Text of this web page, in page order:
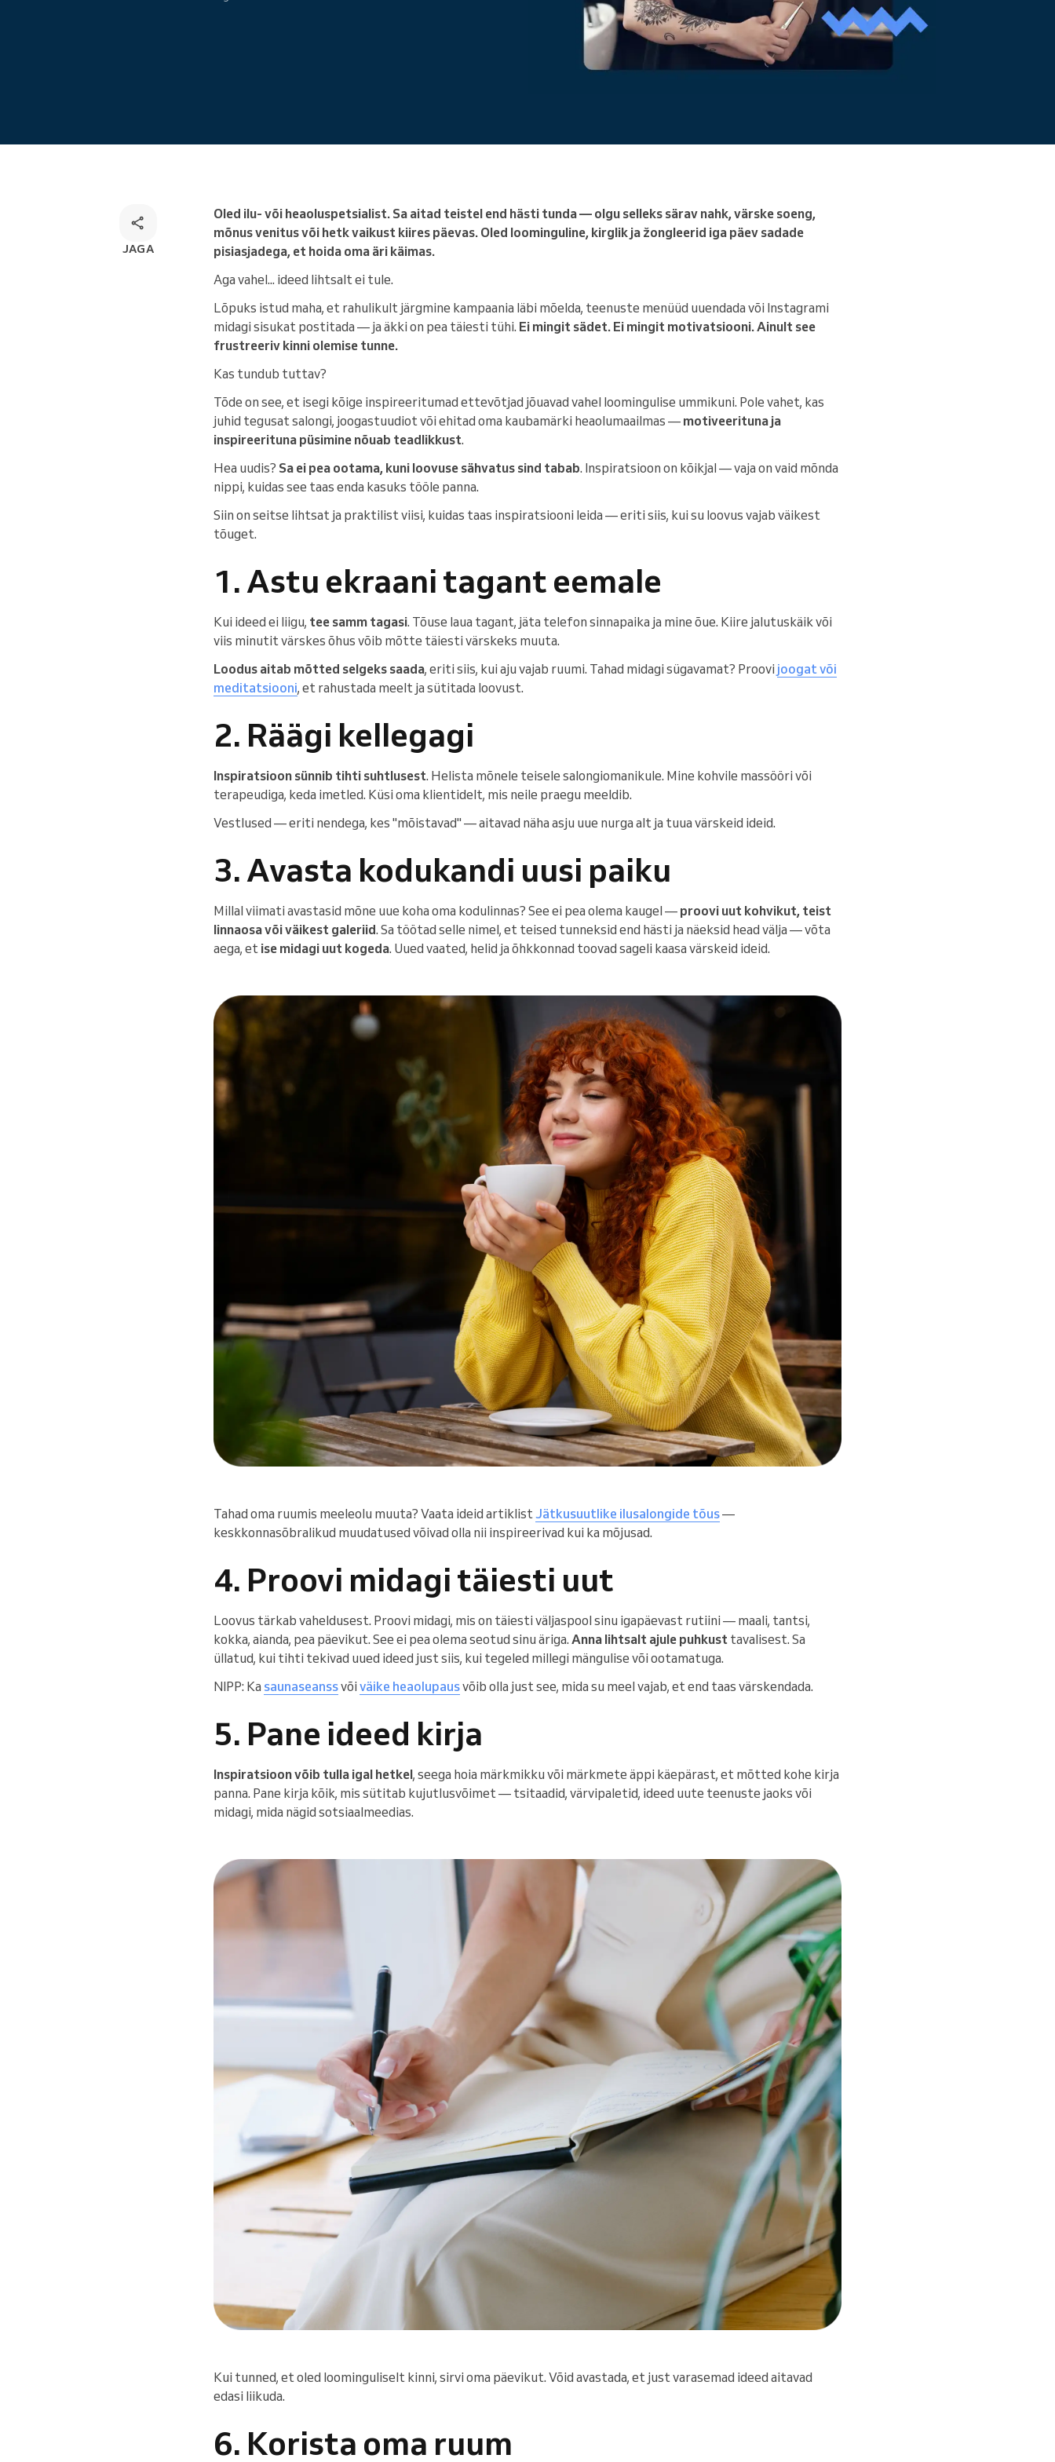
Loe edasi
JAGA
Oled ilu- või heaoluspetsialist. Sa aitad teistel end hästi tunda — olgu selleks särav nahk, värske soeng,
mõnus venitus või hetk vaikust kiires päevas. Oled loominguline, kirglik ja žongleerid iga päev sadade
pisiasjadega, et hoida oma äri käimas.
Aga vahel... ideed lihtsalt ei tule.
Lõpuks istud maha, et rahulikult järgmine kampaania läbi mõelda, teenuste menüüd uuendada või Instagrami
midagi sisukat postitada — ja äkki on pea täiesti tühi. Ei mingit sädet. Ei mingit motivatsiooni. Ainult see
frustreeriv kinni olemise tunne.
Kas tundub tuttav?
Tõde on see, et isegi kõige inspireeritumad ettevõtjad jõuavad vahel loomingulise ummikuni. Pole vahet, kas
juhid tegusat salongi, joogastuudiot või ehitad oma kaubamärki heaolumaailmas — motiveerituna ja
inspireerituna püsimine nõuab teadlikkust.
Hea uudis? Sa ei pea ootama, kuni loovuse sähvatus sind tabab. Inspiratsioon on kõikjal — vaja on vaid mõnda
nippi, kuidas see taas enda kasuks tööle panna.
Siin on seitse lihtsat ja praktilist viisi, kuidas taas inspiratsiooni leida — eriti siis, kui su loovus vajab väikest
tõuget.
1. Astu ekraani tagant eemale
Kui ideed ei liigu, tee samm tagasi. Tõuse laua tagant, jäta telefon sinnapaika ja mine õue. Kiire jalutuskäik või
viis minutit värskes õhus võib mõtte täiesti värskeks muuta.
Loodus aitab mõtted selgeks saada, eriti siis, kui aju vajab ruumi. Tahad midagi sügavamat? Proovi joogat või
meditatsiooni, et rahustada meelt ja sütitada loovust.
2. Räägi kellegagi
Inspiratsioon sünnib tihti suhtlusest. Helista mõnele teisele salongiomanikule. Mine kohvile massööri või
terapeudiga, keda imetled. Küsi oma klientidelt, mis neile praegu meeldib.
Vestlused — eriti nendega, kes "mõistavad" — aitavad näha asju uue nurga alt ja tuua värskeid ideid.
3. Avasta kodukandi uusi paiku
Millal viimati avastasid mõne uue koha oma kodulinnas? See ei pea olema kaugel — proovi uut kohvikut, teist
linnaosa või väikest galeriid. Sa töötad selle nimel, et teised tunneksid end hästi ja näeksid head välja — võta
aega, et ise midagi uut kogeda. Uued vaated, helid ja õhkkonnad toovad sageli kaasa värskeid ideid.
Tahad oma ruumis meeleolu muuta? Vaata ideid artiklist Jätkusuutlike ilusalongide tõus—
keskkonnasõbralikud muudatused võivad olla nii inspireerivad kui ka mõjusad.
4. Proovi midagi täiesti uut
Loovus tärkab vaheldusest. Proovi midagi, mis on täiesti väljaspool sinu igapäevast rutiini — maali, tantsi,
kokka, aianda, pea päevikut. See ei pea olema seotud sinu äriga. Anna lihtsalt ajule puhkust tavalisest. Sa
üllatud, kui tihti tekivad uued ideed just siis, kui tegeled millegi mängulise või ootamatuga.
NIPP: Ka saunaseanssvõi väike heaolupausvõib olla just see, mida su meel vajab, et end taas värskendada.
5. Pane ideed kirja
Inspiratsioon võib tulla igal hetkel, seega hoia märkmikku või märkmete äppi käepärast, et mõtted kohe kirja
panna. Pane kirja kõik, mis sütitab kujutlusvõimet — tsitaadid, värvipaletid, ideed uute teenuste jaoks või
midagi, mida nägid sotsiaalmeedias.
Kui tunned, et oled loominguliselt kinni, sirvi oma päevikut. Võid avastada, et just varasemad ideed aitavad
edasi liikuda.
6. Korista oma ruum